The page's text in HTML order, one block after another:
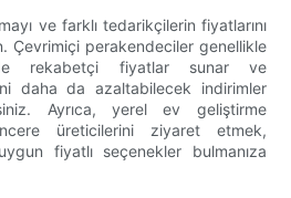
ve farklı tedarikçilerin fiyatlarını
Çevrimiçi perakendeciler genellikle
rekabetçi fiyatlar sunar ve
daha da azaltabilecek indirimler
Ayrıca, yerel ev geliştirme
üreticilerini ziyaret etmek,
fiyatlı seçenekler bulmanıza